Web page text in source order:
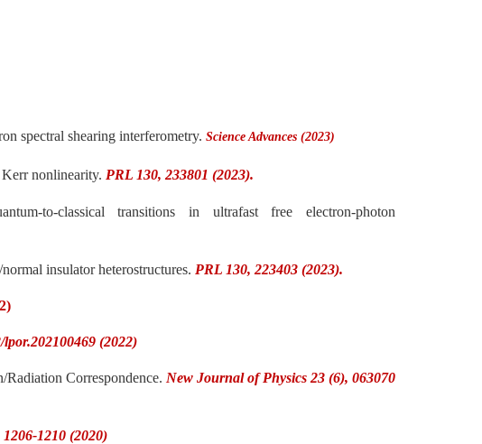
spectral shearing interferometry. Science Advances (2023)
nonlinearity. PRL 130, 233801 (2023).
to-classical transitions in ultrafast free electron-photon
insulator heterostructures. PRL 130, 223403 (2023).
(2022)
Correspondence. New Journal of Physics 23 (6), 063070
1210 (2020)